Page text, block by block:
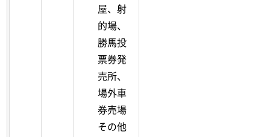
屋、射
的場、
勝馬投
票券発
売所、
場外車
券売場
その他